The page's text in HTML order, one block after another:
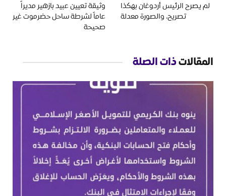
لم يصرح الرئيس أردوغان بهكذا
تصريح، والصورة معدلة
وثيقة تعيين عبيد بازهير مديراً
عاماً لشرطة ساحل حضرموت غير
صحيحة
المقالاتذات الصلة